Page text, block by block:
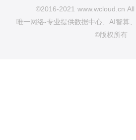
©2016-2021 www.wcloud.cn All
唯一网络-专业提供数据中心、AI智算
©版权所有